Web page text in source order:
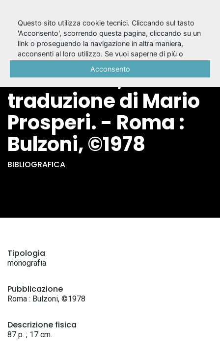
Lisistrata /
Aristofane ;
traduzione di Mario
Prosperi. - Roma :
Bulzoni, ©1978
BIBLIOGRAFICA
Tipologia
monografia
Pubblicazione
Roma : Bulzoni, ©1978
Descrizione fisica
87 p. ; 17 cm.
Questo sito utilizza cookie tecnici. Cliccando sul tasto
'Acconsento', scorrendo questa pagina, cliccando su un
link o proseguendo la navigazione in altra maniera,
acconsenti al loro utilizzo. Se vuoi saperne di più o
Acconsento